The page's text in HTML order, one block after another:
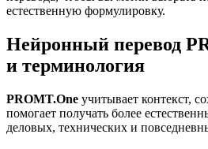
естественную формулировку.
Нейронный перевод
и терминология
PROMT.One учитывает контекст,
помогает получать более
деловых, технических и